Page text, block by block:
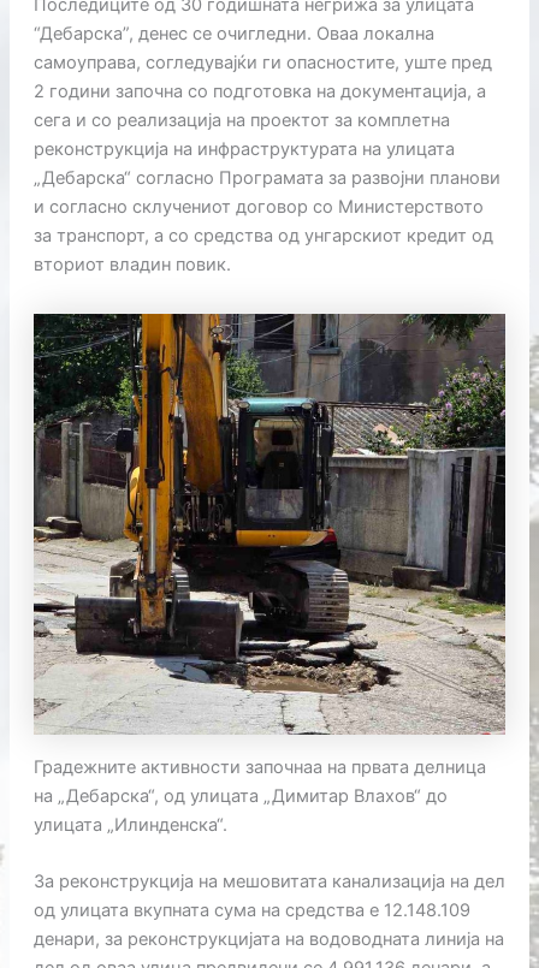
Последиците од 30 годишната негрижа за улицата
“Дебарска”, денес се очигледни. Оваа локална
самоуправа, согледувајќи ги опасностите, уште пред
2 години започна со подготовка на документација, а
сега и со реализација на проектот за комплетна
реконструкција на инфраструктурата на улицата
„Дебарска“ согласно Програмата за развојни планови
и согласно склучениот договор со Министерството
за транспорт, а со средства од унгарскиот кредит од
вториот владин повик.
Градежните активности започнаа на првата делница
на „Дебарска“, од улицата „Димитар Влахов“ до
улицата „Илинденска“.
За реконструкција на мешовитата канализација на дел
од улицата вкупната сума на средства е 12.148.109
денари, за реконструкцијата на водоводната линија на